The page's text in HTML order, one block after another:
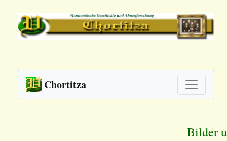
Chortitza
Bilder